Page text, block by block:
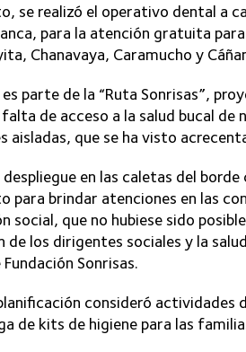
se realizó el operativo dental a
para la atención gratuita
Chanavaya, Caramucho y
parte de la “Ruta Sonrisas”,
de acceso a la salud bucal de
aisladas, que se ha visto
despliegue en las caletas del
para brindar atenciones en las
social, que no hubiese sido
de los dirigentes sociales y la
Sonrisas.
consideró actividades
de kits de higiene para las